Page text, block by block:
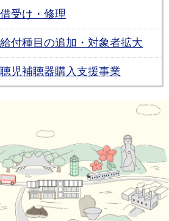
受け・修理
付種目の追加・対象者拡大
児補聴器購入支援事業